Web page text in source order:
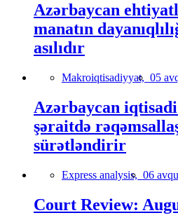
Azərbaycan
manatın
asılıdır
Makroiqtisadiyyat, 05
Azərbaycan
şəraitdə
sürətləndirir
Express analysis, 06
Court Review: